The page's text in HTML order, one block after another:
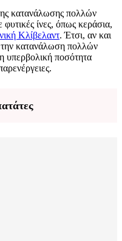
κατανάλωσης πολλών
ίνες, όπως κεράσια,
Κλίβελαντ. Έτσι, αν και
κατανάλωση πολλών
υπερβολική ποσότητα